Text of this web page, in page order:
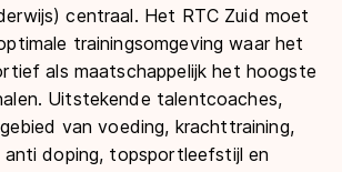
centraal. Het RTC Zuid moet
trainingsomgeving waar het
als maatschappelijk het hoogste
Uitstekende talentcoaches,
van voeding, krachttraining,
anti doping, topsportleefstijl en